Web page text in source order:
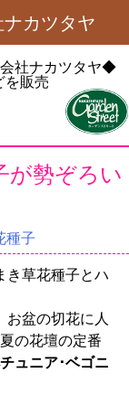
ナカツタヤ
社ナカツタヤ◆
を販売
が勢ぞろい
種子
き草花種子とハ
お盆の切花に人
の花壇の定番
ュニア･ベゴニ